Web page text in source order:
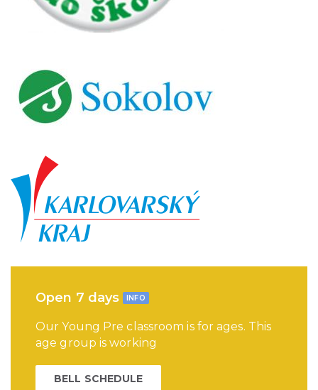
Open 7 days INFO
Our Young Pre classroom is for ages. This
age group is working
BELL SCHEDULE